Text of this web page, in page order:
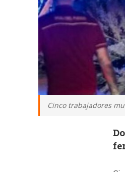
Cinco trabajadores